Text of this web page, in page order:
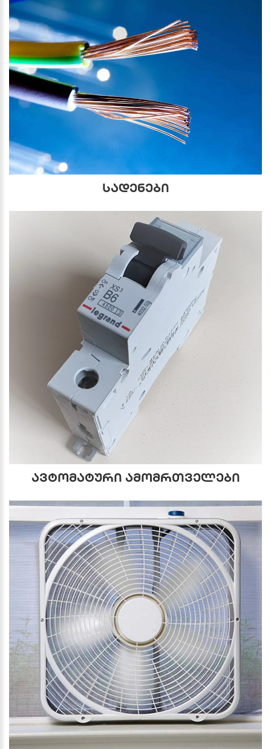
სადენები
ავტომატური ამომრთველები